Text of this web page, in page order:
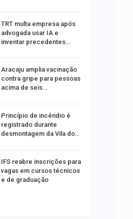
TRT multa empresa após
advogada usar IA e
inventar precedentes…
Aracaju amplia vacinação
contra gripe para pessoas
acima de seis…
Princípio de incêndio é
registrado durante
desmontagem da Vila do…
IFS reabre inscrições para
vagas em cursos técnicos
e de graduação